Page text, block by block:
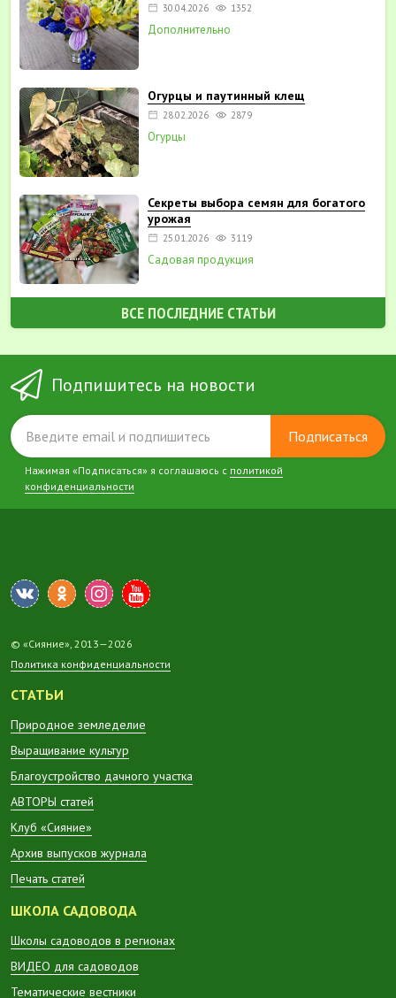
30.04.2026 1352
Дополнительно
Огурцы и паутинный клещ
28.02.2026 2879
Огурцы
Секреты выбора семян для богатого
урожая
25.01.2026 3119
Садовая продукция
ВСЕ ПОСЛЕДНИЕ СТАТЬИ
Подпишитесь на новости
Подписаться
Нажимая «Подписаться» я соглашаюсь с политикой
конфиденциальности
© «Сияние», 2013—2026
Политика конфиденциальности
СТАТЬИ
Природное земледелие
Выращивание культур
Благоустройство дачного участка
АВТОРЫ статей
Клуб «Сияние»
Архив выпусков журнала
Печать статей
ШКОЛА САДОВОДА
Школы садоводов в регионах
ВИДЕО для садоводов
Тематические вестники